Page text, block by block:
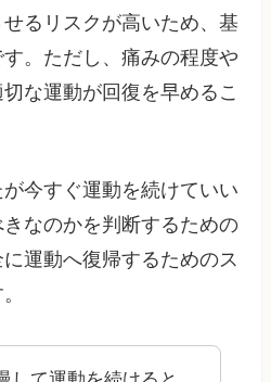
るリスクが高いため、基
。ただし、痛みの程度や
な運動が回復を早めるこ
今すぐ運動を続けていい
なのかを判断するための
運動へ復帰するためのス